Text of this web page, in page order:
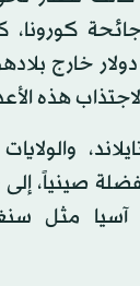
كورونا،
250 مليار دولار
هذه
صينياً،
مثل